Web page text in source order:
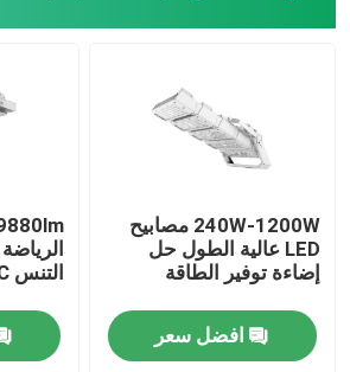
240W-1200W مصابيح
LED عالية الطول حل
إضاءة توفير الطاقة
افضل سعر
التنس ENEC